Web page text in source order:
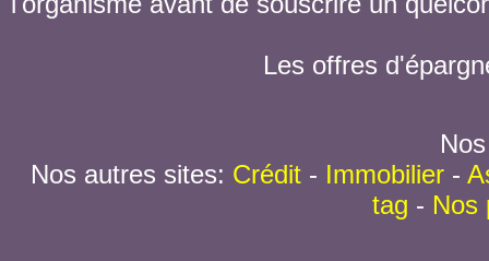
Les offres
Nos autres sites: Crédit- Immobilier-
tag - Nos